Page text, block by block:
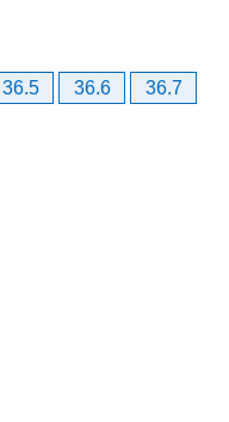
36.5 36.6 36.7